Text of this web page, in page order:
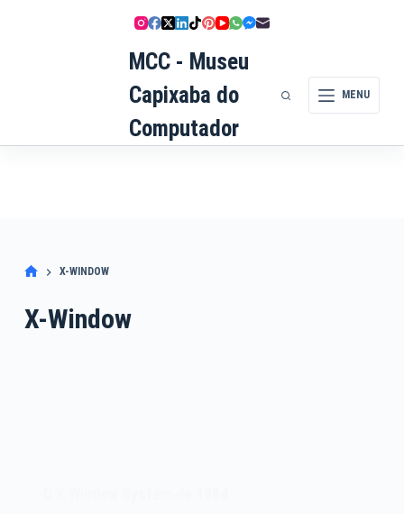
MCC - Museu
Capixaba do
Computador
MENU
X-WINDOW
X-Window